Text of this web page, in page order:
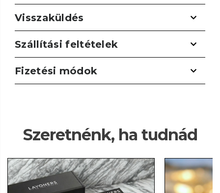
Visszaküldés
Szállítási feltételek
Fizetési módok
Szeretnénk, ha tudnád